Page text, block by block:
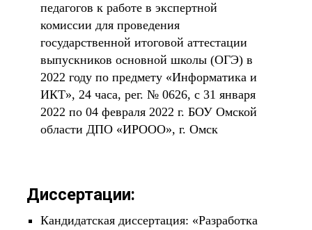
педагогов к работе в экспертной
комиссии для проведения
государственной итоговой аттестации
выпускников основной школы (ОГЭ) в
2022 году по предмету «Информатика и
ИКТ», 24 часа, рег. № 0626, с 31 января
2022 по 04 февраля 2022 г. БОУ Омской
области ДПО «ИРООО», г. Омск
Диссертации:
Кандидатская диссертация: «Разработка